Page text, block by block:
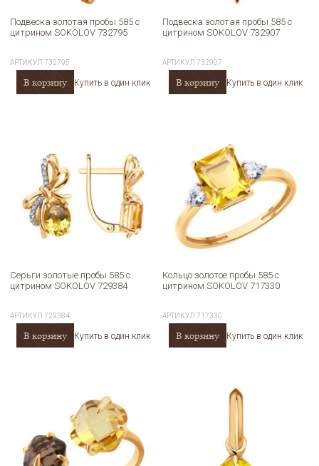
Подвеска золотая пробы 585 с
цитрином SOKOLOV 732795
АРТИКУЛ732795
В корзину Купить в один клик
Подвеска золотая пробы 585 с
цитрином SOKOLOV 732907
АРТИКУЛ732907
В корзину Купить в один клик
Серьги золотые пробы 585 с
цитрином SOKOLOV 729384
АРТИКУЛ729384
В корзину Купить в один клик
Кольцо золотое пробы 585 с
цитрином SOKOLOV 717330
АРТИКУЛ717330
В корзину Купить в один клик